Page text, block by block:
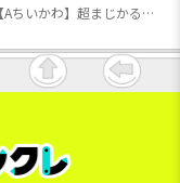
【ちいかわ】【Aちいかわ】超まじかるちいかわ ぬいぐるみミラー